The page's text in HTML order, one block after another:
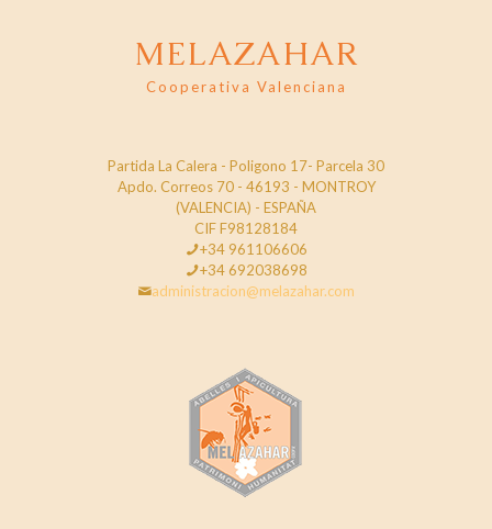
MELAZAHAR
Cooperativa Valenciana
Partida La Calera - Poligono 17- Parcela 30
Apdo. Correos 70 - 46193 - MONTROY
(VALENCIA) - ESPAÑA
CIF F98128184
+34 961106606
+34 692038698
administracion@melazahar.com